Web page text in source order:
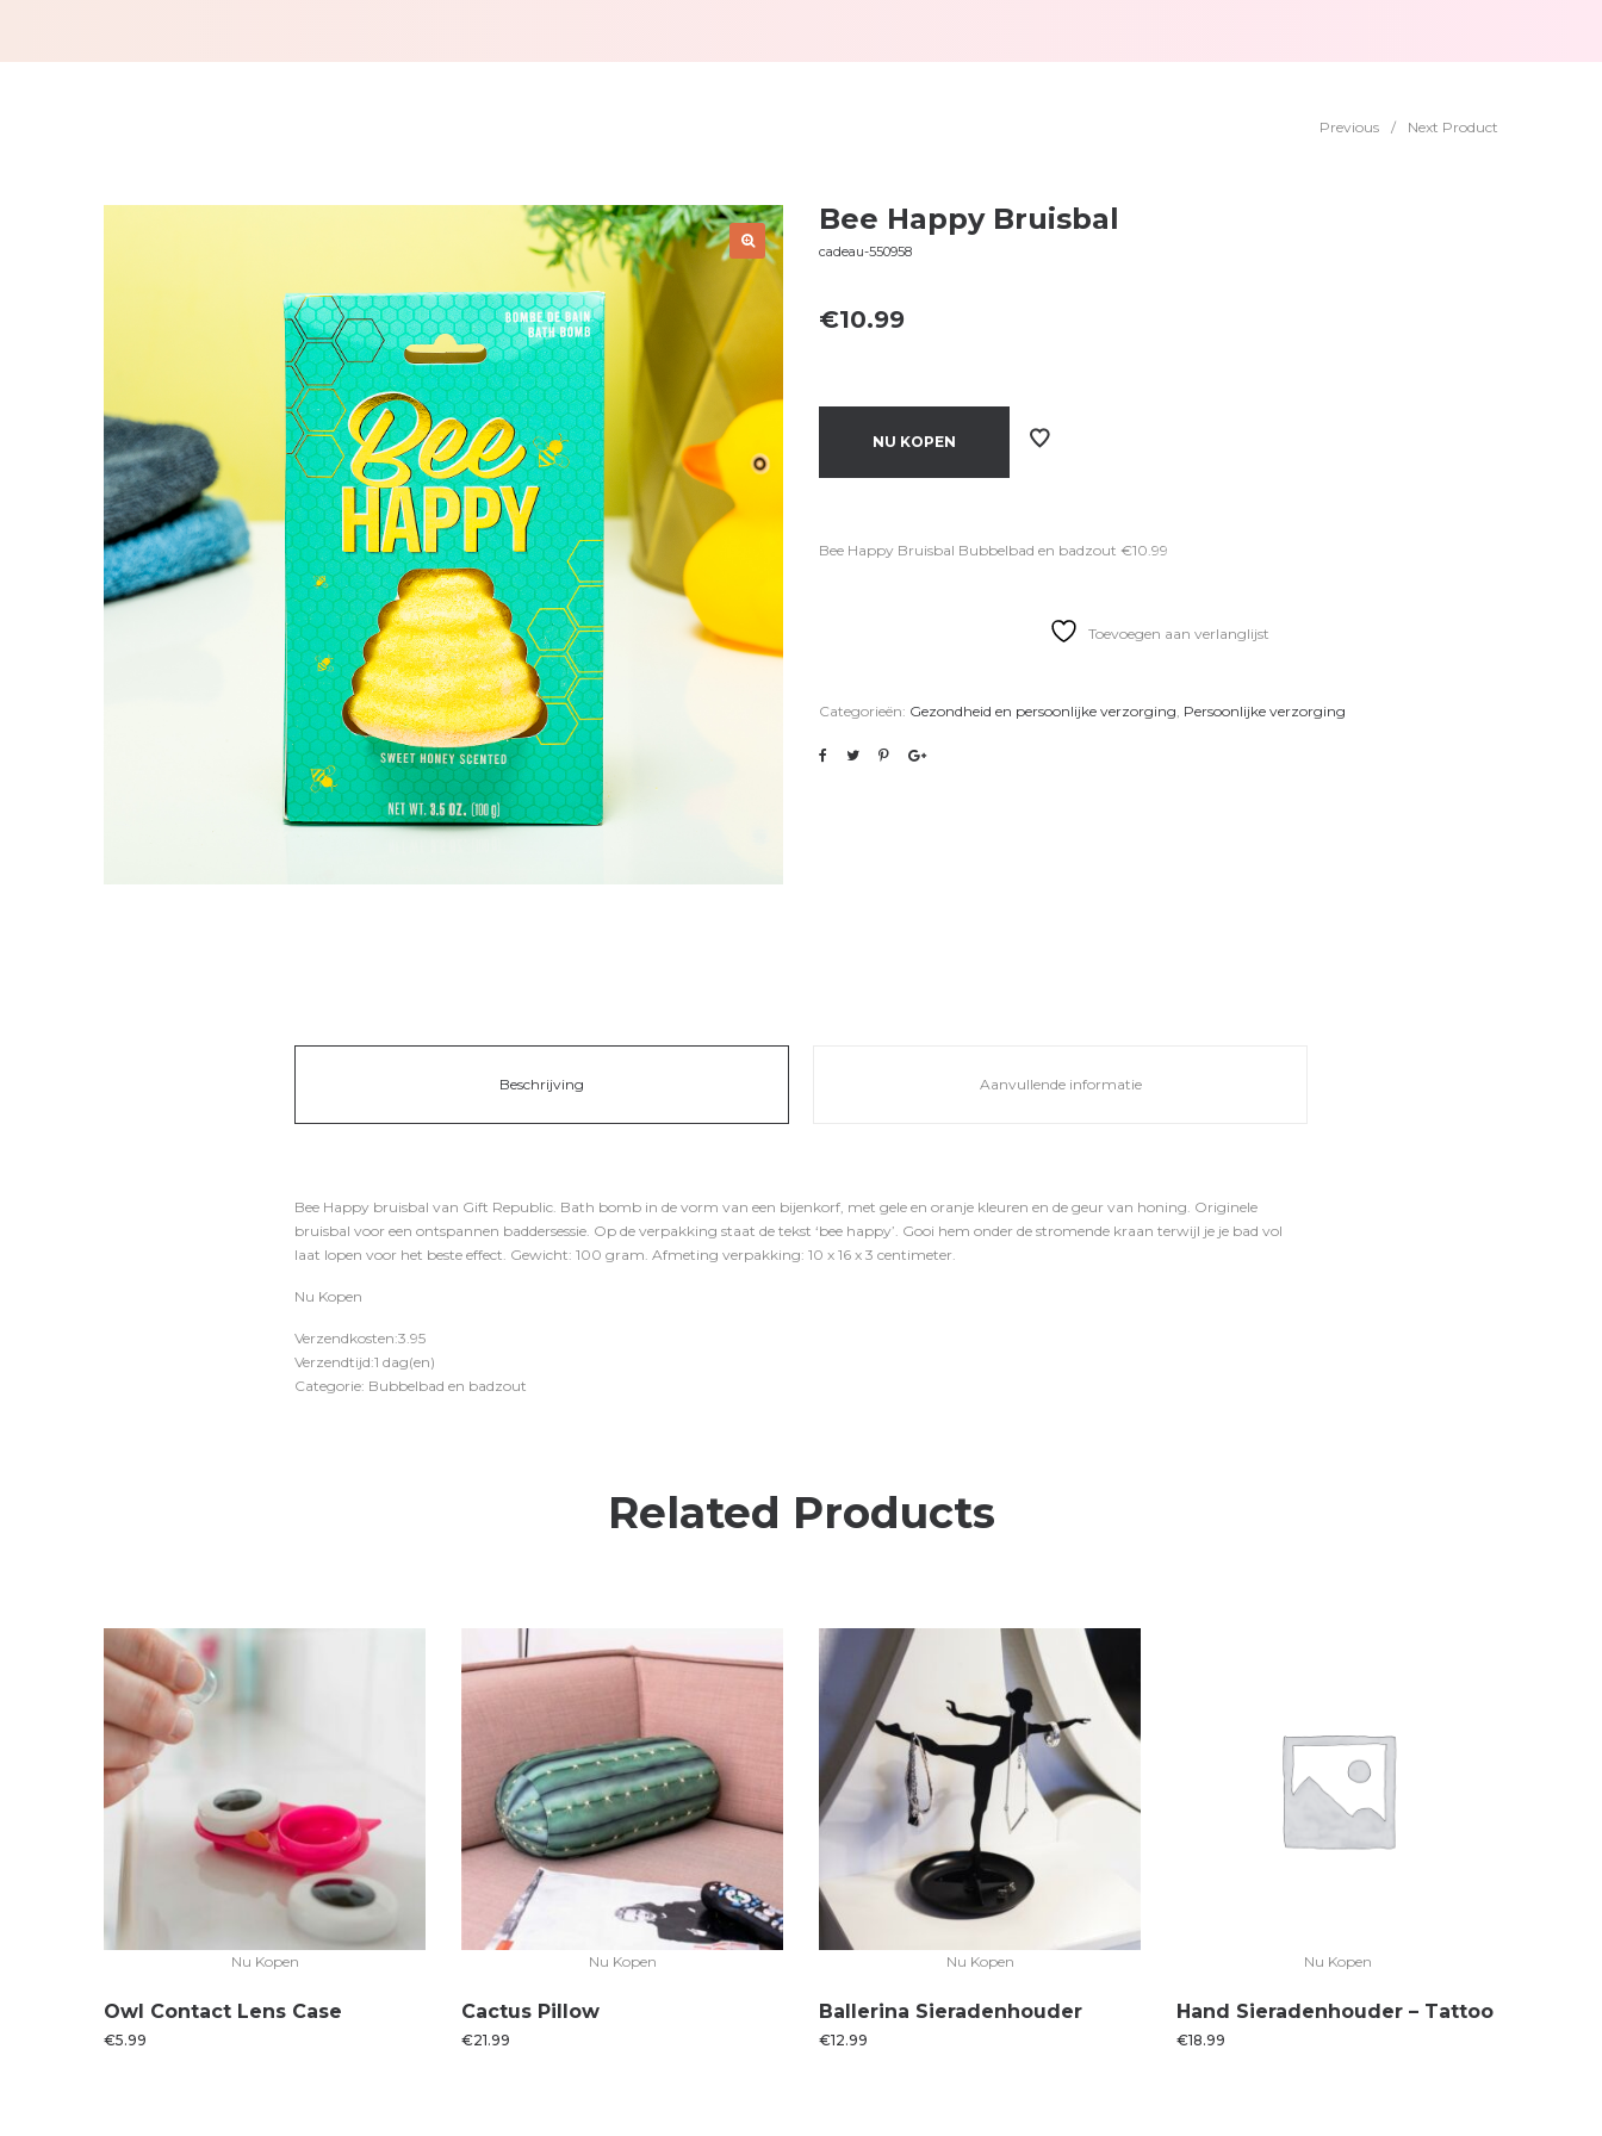
Previous / Next Product
Bee Happy Bruisbal
cadeau-550958
€10.99
NU KOPEN
Bee Happy Bruisbal Bubbelbad en badzout €10.99
Toevoegen aan verlanglijst
Categorieën: Gezondheid en persoonlijke verzorging, Persoonlijke verzorging
Beschrijving Aanvullende informatie
Bee Happy bruisbal van Gift Republic. Bath bomb in de vorm van een bijenkorf, met gele en oranje kleuren en de geur van honing. Originele
bruisbal voor een ontspannen baddersessie. Op de verpakking staat de tekst ‘bee happy’. Gooi hem onder de stromende kraan terwijl je je bad vol
laat lopen voor het beste effect. Gewicht: 100 gram. Afmeting verpakking: 10 x 16 x 3 centimeter.
Nu Kopen
Verzendkosten:3.95
Verzendtijd:1 dag(en)
Categorie: Bubbelbad en badzout
Related Products
Nu Kopen
Owl Contact Lens Case
€5.99
Nu Kopen
Cactus Pillow
€21.99
Nu Kopen
Ballerina Sieradenhouder
€12.99
Nu Kopen
Hand Sieradenhouder – Tattoo
€18.99